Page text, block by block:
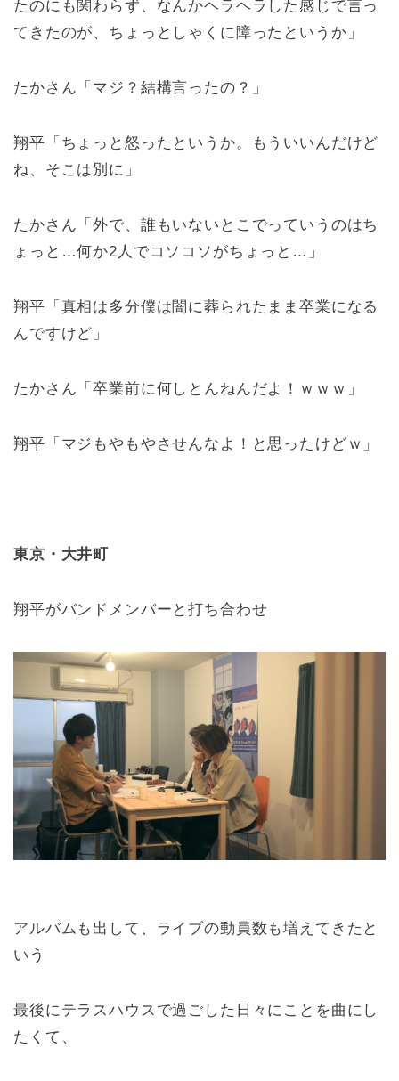
たのにも関わらず、なんかヘラヘラした感じで言っ
てきたのが、ちょっとしゃくに障ったというか」
たかさん「マジ？結構言ったの？」
翔平「ちょっと怒ったというか。もういいんだけど
ね、そこは別に」
たかさん「外で、誰もいないとこでっていうのはち
ょっと…何か2人でコソコソがちょっと…」
翔平「真相は多分僕は闇に葬られたまま卒業になる
んですけど」
たかさん「卒業前に何しとんねんだよ！ｗｗｗ」
翔平「マジもやもやさせんなよ！と思ったけどｗ」
東京・大井町
翔平がバンドメンバーと打ち合わせ
アルバムも出して、ライブの動員数も増えてきたと
いう
最後にテラスハウスで過ごした日々にことを曲にし
たくて、